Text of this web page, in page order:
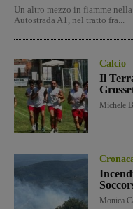
Un altro mezzo in fiamme
Autostrada A1, nel tratto fra...
Calcio
Il
Michele
Monica